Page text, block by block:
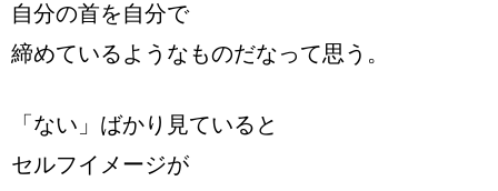
自分の首を自分で
締めているようなものだなって思う。
「ない」ばかり見ていると
セルフイメージが